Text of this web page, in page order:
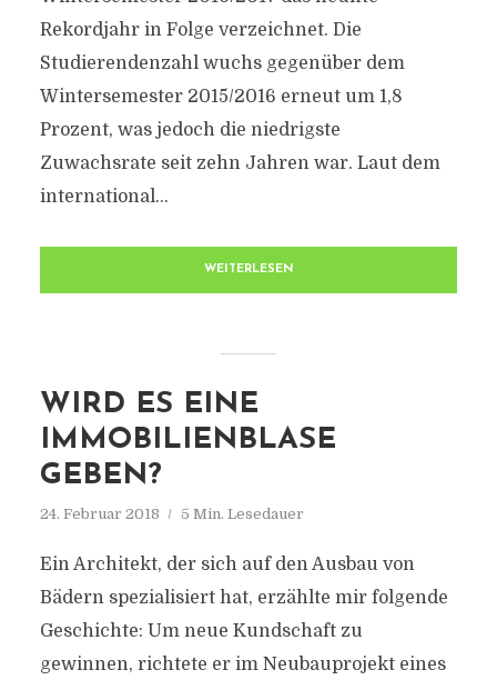
Rekordjahr in Folge verzeichnet. Die
Studierendenzahl wuchs gegenüber dem
Wintersemester 2015/2016 erneut um 1,8
Prozent, was jedoch die niedrigste
Zuwachsrate seit zehn Jahren war. Laut dem
international...
WEITERLESEN
WIRD ES EINE
IMMOBILIENBLASE
GEBEN?
24. Februar 2018 5 Min. Lesedauer
Ein Architekt, der sich auf den Ausbau von
Bädern spezialisiert hat, erzählte mir folgende
Geschichte: Um neue Kundschaft zu
gewinnen, richtete er im Neubauprojekt eines